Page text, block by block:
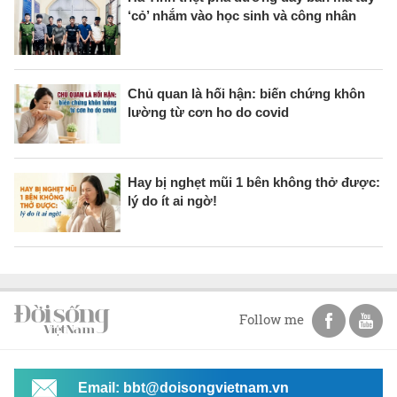
‘cỏ’ nhắm vào học sinh và công nhân
Chủ quan là hối hận: biến chứng khôn
lường từ cơn ho do covid
Hay bị nghẹt mũi 1 bên không thở được:
lý do ít ai ngờ!
Follow me
Email: bbt@doisongvietnam.vn